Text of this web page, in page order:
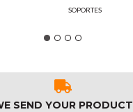
142EZ
SOPORTES
SEND YOUR PRODUCT